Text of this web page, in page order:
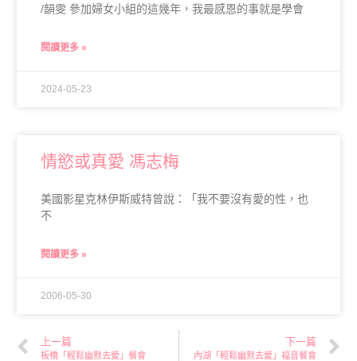
/韻雯 參加婦女小組的這幾年，我最感恩的事就是學會
閱讀更多 »
2024-05-23
情慾或真愛 馮志梅
美國影星克林伊斯威特曾說：「我不要沒有愛的性，也
不
閱讀更多 »
2006-05-30
上一篇
板橋「輕鬆幽默去愛」餐會
下一篇
內湖「輕鬆幽默去愛」福音餐會